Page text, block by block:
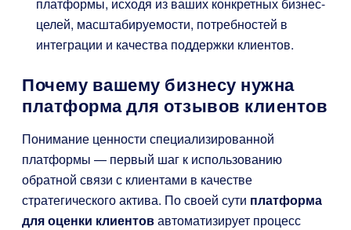
целей, масштабируемости, потребностей в
интеграции и качества поддержки клиентов.
Почему вашему бизнесу нужна
платформа для отзывов клиентов
Понимание ценности специализированной
платформы — первый шаг к использованию
обратной связи с клиентами в качестве
стратегического актива. По своей сути платформа
для оценки клиентовавтоматизирует процесс